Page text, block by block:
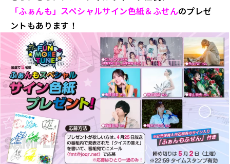
「ふぁんも」スペシャルサイン色紙＆ふせんのプレゼ
ントもあります！